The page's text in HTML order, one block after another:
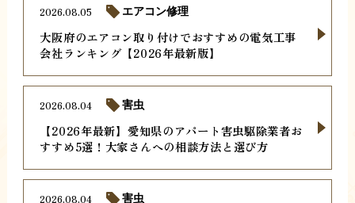
大阪府のエアコン取り付けでおすすめの電気工事
会社ランキング【2026年最新版】
2026.08.05 エアコン修理
【2026年最新】愛知県のアパート害虫駆除業者お
すすめ5選！大家さんへの相談方法と選び方
2026.08.04 害虫
2026.08.04 害虫